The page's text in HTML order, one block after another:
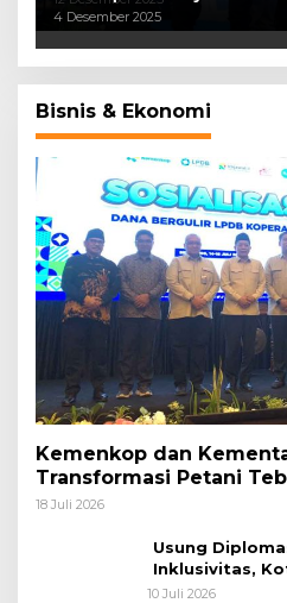
4 Desember 2025
Bisnis & Ekonomi
Kemenkop dan
Transformasi Petani
18 Juli 2026
Usung
Inklusivitas,
Sambut 25
10 Juli 2026